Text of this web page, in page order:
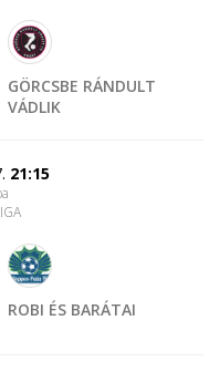
GÖRCSBE RÁNDULT
VÁDLIK
21:15
ROBI ÉS BARÁTAI